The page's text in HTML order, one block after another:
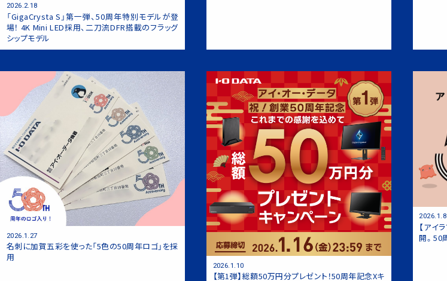
2026.2.18
「GigaCrysta S」第一弾、50周年特別モデルが登
場！ 4K Mini LED採用、二刀流DFR搭載のフラッグ
シップモデル
2026.1.27
名刺に加賀五彩を使った「5色の50周年ロゴ」を採
用
2026.1.10
【第1弾】総額50万円分プレゼント！50周年記念Xキ
2026.1.8
【アイ
開。50